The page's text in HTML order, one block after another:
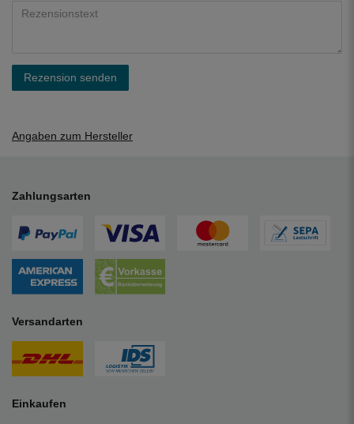
Rezension senden
Angaben zum Hersteller
Zahlungsarten
Versandarten
Einkaufen